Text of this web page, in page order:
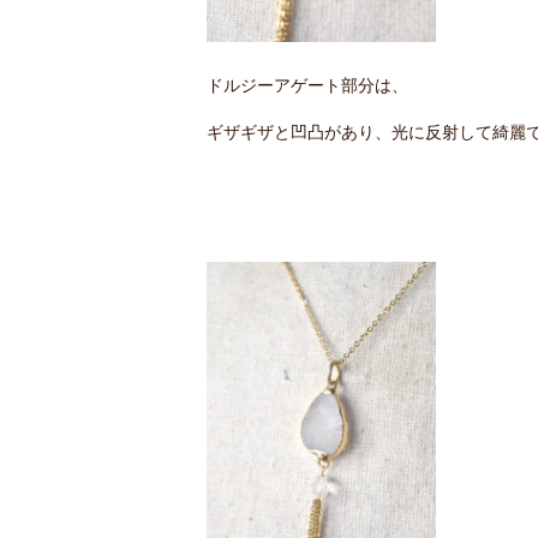
ドルジーアゲート部分は、
ギザギザと凹凸があり、光に反射して綺麗